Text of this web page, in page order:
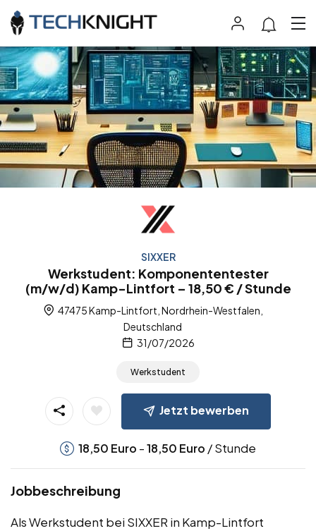
SIXXER
Werkstudent: Komponententester
(m/w/d) Kamp-Lintfort – 18,50 € / Stunde
47475 Kamp-Lintfort, Nordrhein-Westfalen,
Deutschland
31/07/2026
Werkstudent
Jetzt bewerben
18,50 Euro -18,50 Euro / Stunde
Jobbeschreibung
Als Werkstudent bei SIXXER in Kamp-Lintfort